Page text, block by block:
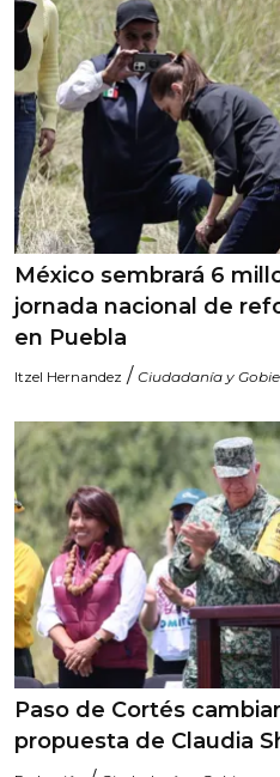
México sembrará 6
jornada nacional de
en Puebla
Itzel Hernandez / Ciudadanía y
Paso de Cortés
propuesta de Claudia